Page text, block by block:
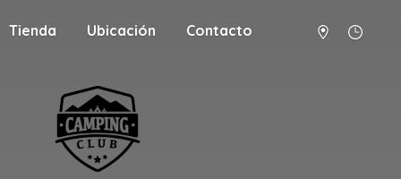
Tienda Ubicación Contacto